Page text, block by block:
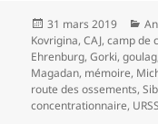
Publié
le
31 mars 2019
Kovrigina,CAJ,camp de
Ehrenburg,Gorki,goulag
Magadan, mémoire,
route des ossements,
concentrationnaire, URSS